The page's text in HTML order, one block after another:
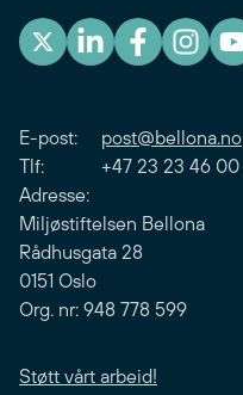
E-post: post@bellona.no
Tlf: +47 23 23 46 00
Adresse:
Miljøstiftelsen Bellona
Rådhusgata 28
0151 Oslo
Org. nr: 948 778 599
Støtt vårt arbeid!